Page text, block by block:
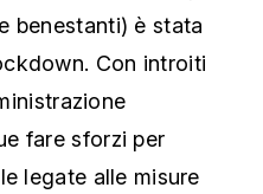
benestanti) è stata
Con introiti
fare sforzi per
legate alle misure